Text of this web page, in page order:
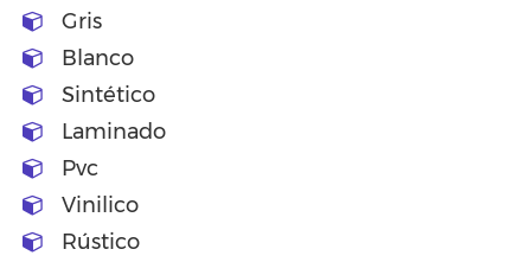
Gris
Blanco
Sintético
Laminado
Pvc
Vinilico
Rústico